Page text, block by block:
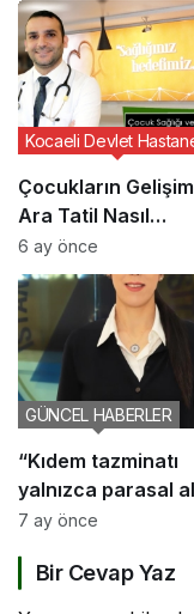
Çocukların
Ara Tatil Nasıl
Planlanmalı?
Kocaeli Devlet
6 ay önce
“Kıdem tazminatı
yalnızca parasal
değil, sosyal bir
GÜNCEL HABERLER
7 ay önce
Bir Cevap Yaz